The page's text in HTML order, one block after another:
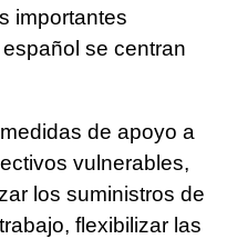
importantes
se centran
de apoyo a
vulnerables,
los suministros de
flexibilizar las